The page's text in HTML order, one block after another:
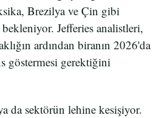
Brezilya ve Çin gibi
Jefferies analistleri,
ardından biranın 2026'da
göstermesi gerektiğini
da sektörün lehine kesişiyor.